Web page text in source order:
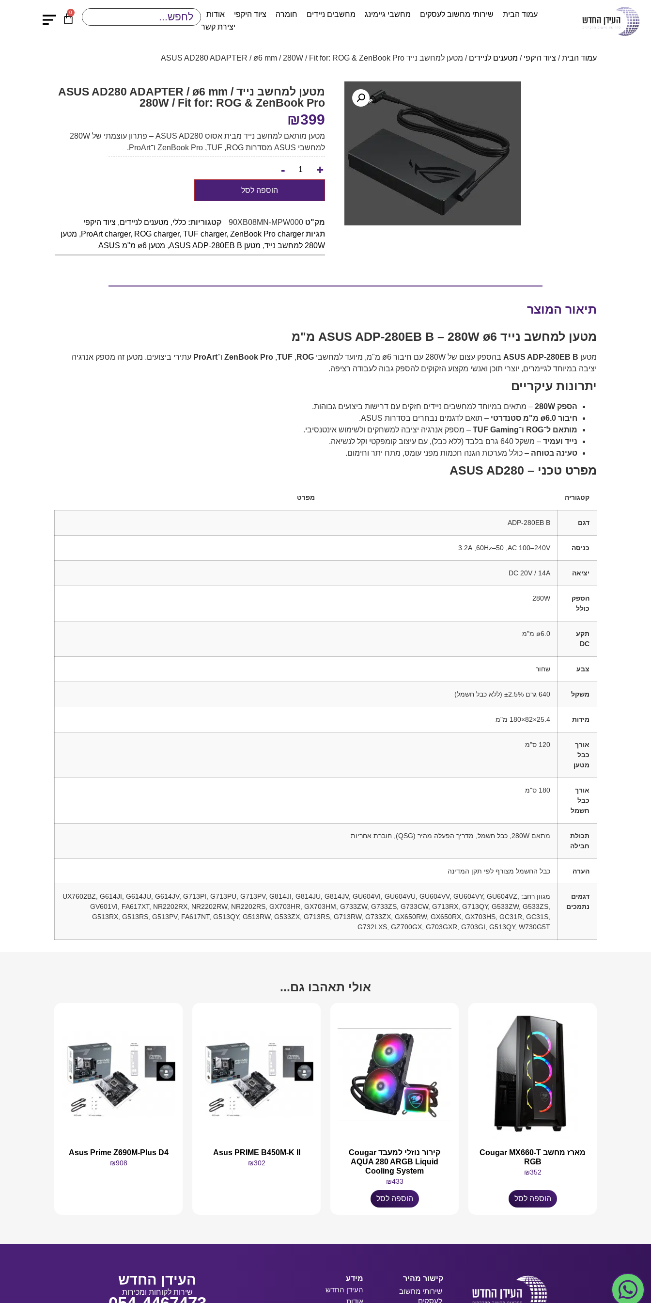
עמוד הבית שירותי מחשוב לעסקים מחשבי גיימינג מחשבים ניידים חומרה ציוד היקפי
אודות
יצירת קשר
0
עמוד הבית/ ציוד היקפי / מטענים לניידים / מטען למחשב נייד ASUS AD280 ADAPTER / ø6 mm / 280W / Fit for: ROG & ZenBook Pro
מטען למחשב נייד ASUS AD280 ADAPTER / ø6 mm /
280W / Fit for: ROG & ZenBook Pro
₪399
מטען מותאם למחשב נייד מבית אסוס ASUS AD280 – פתרון עוצמתי של ‎280W
למחשבי ASUS מסדרות ROG, ‏TUF, ‏ZenBook Pro ו־ProArt.
+
-
הוספה לסל
מק"ט 90XB08MN-MPW000 קטגוריות: כללי, מטענים לניידים, ציוד היקפי
תגיות
ProArt charger, ROG charger, TUF charger, ZenBook Pro charger
, מטען
280W למחשב נייד
, מטען ASUS ADP-280EB B , מטען ø6 מ"מ ASUS
תיאור המוצר
מטען למחשב נייד ASUS ADP-280EB B – 280W ø6 מ"מ
מטען ASUS ADP-280EB B בהספק עצום של ‎280W עם חיבור ø6 מ"מ, מיועד למחשבי ROG
, ‏
TUF
, ‏
ZenBook Pro ו־ProArt עתירי ביצועים. מטען זה מספק אנרגיה
יציבה במיוחד לגיימרים, יוצרי תוכן ואנשי מקצוע הזקוקים להספק גבוה לעבודה רציפה.
יתרונות עיקריים
הספק 280W
– מתאים במיוחד למחשבים ניידים חזקים עם דרישות ביצועים גבוהות.
חיבור ø6.0 מ"מ סטנדרטי
– תואם לדגמים נבחרים בסדרות ASUS.
מותאם ל־ROG ו־TUF Gaming
– מספק אנרגיה יציבה למשחקים ולשימוש אינטנסיבי.
נייד ועמיד – משקל ‎640 גרם בלבד (ללא כבל), עם עיצוב קומפקטי וקל לנשיאה.
טעינה בטוחה – כולל מערכות הגנה חכמות מפני עומס, מתח יתר וחימום.
מפרט טכני – ASUS AD280
קטגוריה מפרט
דגם ADP-280EB B
כניסה AC ‎100–240V, ‏50–60Hz, ‏3.2A
יציאה DC ‎20V / 14A
הספק
כולל
‎280W
תקע
DC
ø6.0 מ"מ
צבע שחור
משקל ‎640 גרם ±2.5% (ללא כבל חשמל)
מידות ‎180×82×25.4 מ"מ
אורך
כבל
מטען
120 ס"מ
אורך
כבל
חשמל
180 ס"מ
תכולת
חבילה
מתאם 280W, כבל חשמל, מדריך הפעלה מהיר (QSG), חוברת אחריות
הערה כבל החשמל מצורף לפי תקן המדינה
דגמים
נתמכים
מגוון רחב: ‏
UX7602BZ, G614JI, G614JU, G614JV, G713PI, G713PU, G713PV, G814JI, G814JU, G814JV, GU604VI, GU604VU, GU604VV, GU604VY, GU604VZ,
GV601VI, FA617XT, NR2202RX, NR2202RW, NR2202RS, GX703HR, GX703HM, G733ZW, G733ZS, G733CW, G713RX, G713QY, G533ZW, G533ZS,
G513RX, G513RS, G513PV, FA617NT, G513QY, G513RW, G533ZX, G713RS, G713RW, G733ZX, GX650RW, GX650RX, GX703HS, GC31R, GC31S,
G732LXS, GZ700GX, G703GXR, G703GI, G513QY, W730G5T
אולי תאהבו גם...
מארז מחשב Cougar MX660-T
RGB
₪352
הוספה לסל
קירור נוזלי למעבד Cougar
AQUA 280 ARGB Liquid
Cooling System
₪433
הוספה לסל
Asus PRIME B450M-K II
₪302
Asus Prime Z690M-Plus D4
₪908
קישור מהיר
שירותי מחשוב
לעסקים
מידע
העידן החדש
העידן החדש
שירות לקוחות ומכירות